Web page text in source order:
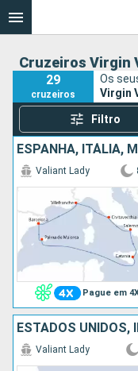
Cruzeiros Virgin
29
cruzeiros
Os
Virgin
Filtro
ESPANHA, ITÁLIA,
Pague em
Valiant Lady
Valiant Lady